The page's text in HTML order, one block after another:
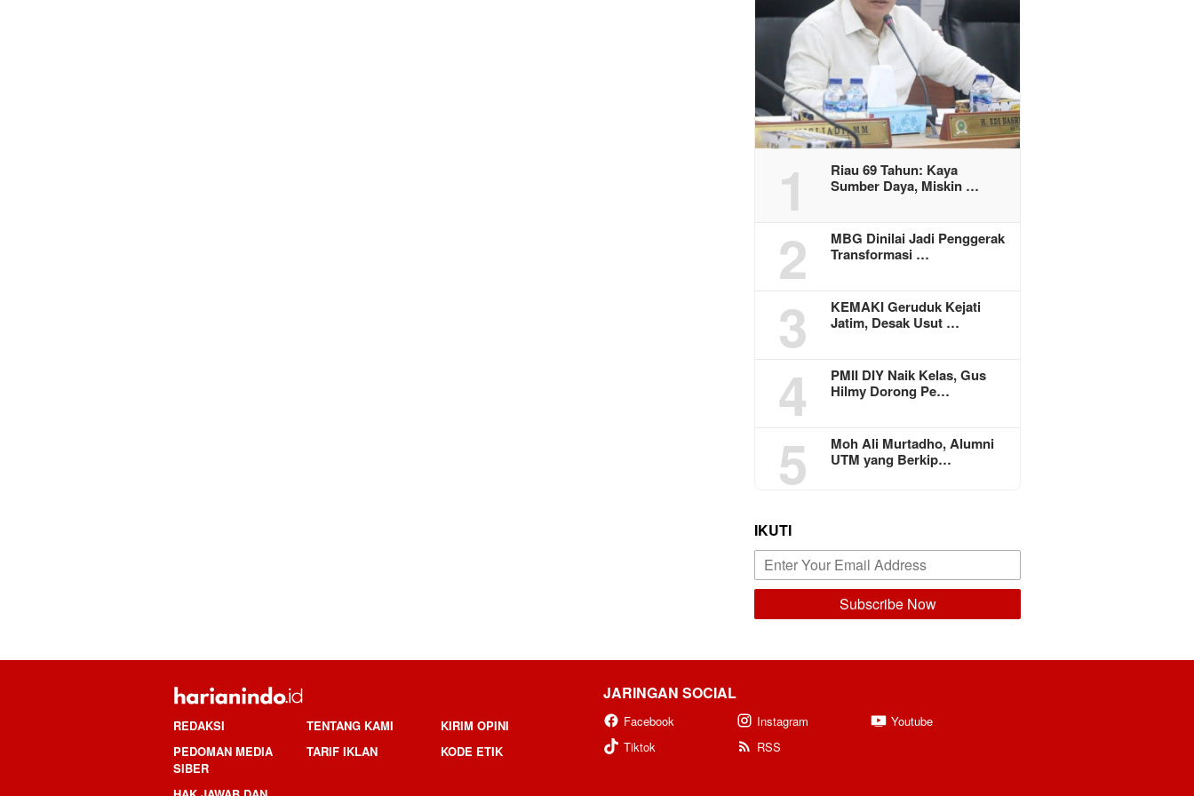
1
Riau 69 Tahun: Kaya
Sumber Daya, Miskin …
2
MBG Dinilai Jadi Penggerak
Transformasi …
3
KEMAKI Geruduk Kejati
Jatim, Desak Usut …
4
PMII DIY Naik Kelas, Gus
Hilmy Dorong Pe…
5
Moh Ali Murtadho, Alumni
UTM yang Berkip…
IKUTI
REDAKSI TENTANG KAMI
KIRIM OPINI
PEDOMAN MEDIA
SIBER
TARIF IKLAN KODE ETIK
JARINGAN SOCIAL
Facebook Instagram
Youtube
Tiktok
RSS